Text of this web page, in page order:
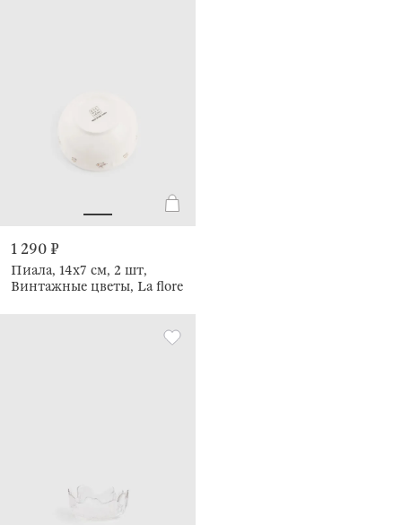
1 290 ₽
Пиала, 14х7 см, 2 шт,
Винтажные цветы, La flore